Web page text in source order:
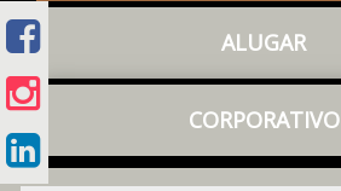
ALUGAR
CORPORATIVO